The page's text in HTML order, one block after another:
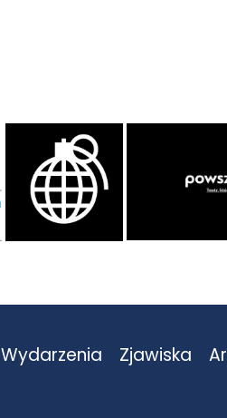
Wydarzenia Zjawiska